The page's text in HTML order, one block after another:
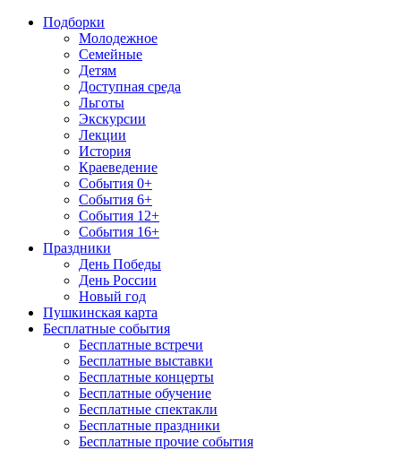
Подборки
Молодежное
Семейные
Детям
Доступная среда
Льготы
Экскурсии
Лекции
История
Краеведение
События 0+
События 6+
События 12+
События 16+
Праздники
День Победы
День России
Новый год
Пушкинская карта
Бесплатные события
Бесплатные встречи
Бесплатные выставки
Бесплатные концерты
Бесплатные обучение
Бесплатные спектакли
Бесплатные праздники
Бесплатные прочие события